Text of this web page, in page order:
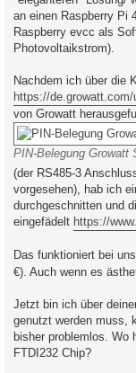
an einen Raspberry Pi
Raspberry evcc als
Photovoltaikstrom).
Nachdem ich über die
https://
von Growatt
PIN-Belegung Growatt
(der RS485-3
vorgesehen), hab ich
durchgeschnitten und
eingefädelt https://
Das funktioniert bei
€). Auch wenn es
Jetzt bin ich über
genutzt werden muss,
bisher problemlos. Wo
FTDI232 Chip?